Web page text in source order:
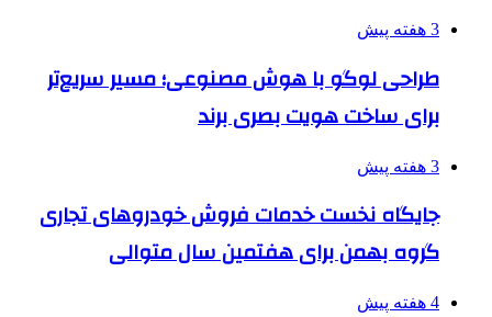
3 هفته پیش
طراحی لوگو با هوش مصنوعی؛ مسیر سریع‌تر
برای ساخت هویت بصری برند
3 هفته پیش
جایگاه نخست خدمات فروش خودروهای تجاری
گروه بهمن برای هفتمین سال متوالی
4 هفته پیش